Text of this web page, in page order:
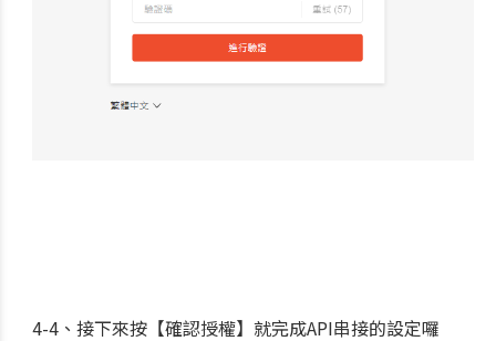
4-4、 接下來按【確認授權】就完成API串接的設定囉